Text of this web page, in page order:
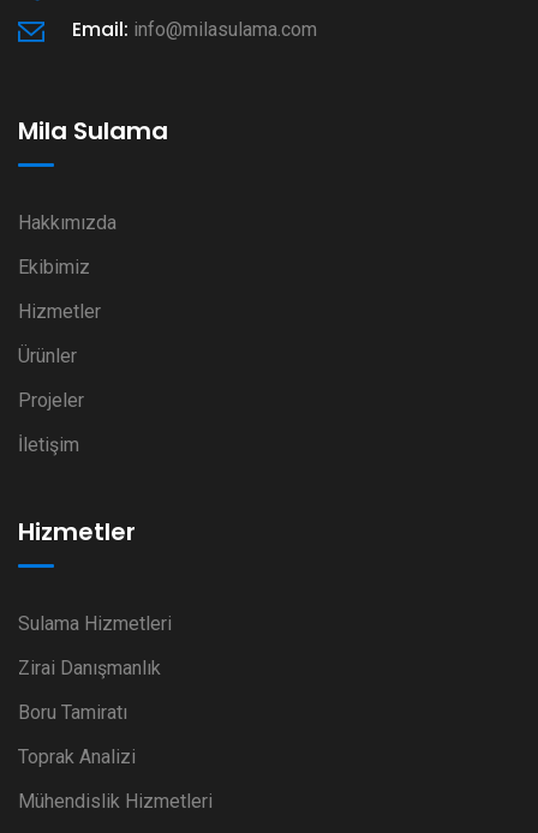
Email: info@milasulama.com
Mila Sulama
Hakkımızda
Ekibimiz
Hizmetler
Ürünler
Projeler
İletişim
Hizmetler
Sulama Hizmetleri
Zirai Danışmanlık
Boru Tamiratı
Toprak Analizi
Mühendislik Hizmetleri